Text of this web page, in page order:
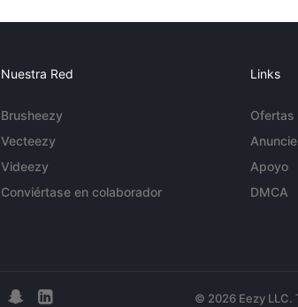
Nuestra Red
Brusheezy
Vecteezy
Videezy
Conviértase en colaborador
Links
Ofertas
Anuncie
Apoyo
DMCA
© 2026 Eezy LLC.